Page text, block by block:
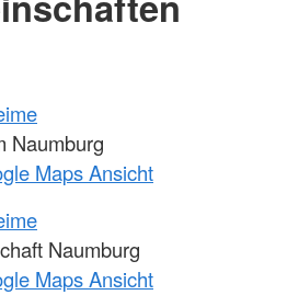
Naumburg
Maps Ansicht
Naumburg
Maps Ansicht